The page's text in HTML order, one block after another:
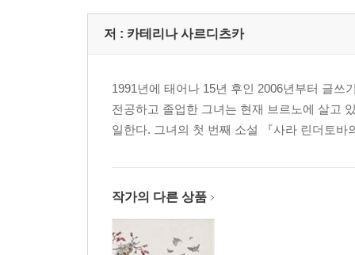
저 : 카테리나 사르디츠카
1991년에 태어나 15년 후인 2006년부터 글
전공하고 졸업한 그녀는 현재 브르노에 살고
일한다. 그녀의 첫 번째 소설 『사라 린더토바
작가의 다른 상품